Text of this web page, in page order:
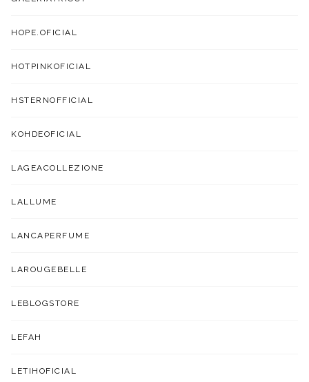
HOPE.OFICIAL
HOTPINKOFICIAL
HSTERNOFFICIAL
KOHDEOFICIAL
LAGEACOLLEZIONE
LALLUME
LANCAPERFUME
LAROUGEBELLE
LEBLOGSTORE
LEFAH
LETIHOFICIAL